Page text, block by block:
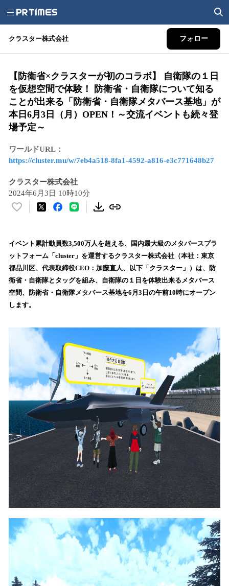
クラスター株式会社 フォロー
【防衛省×クラスターが初のコラボ】 自衛隊の１日
を仮想空間で体験！ 防衛省・自衛隊について知る
ことが出来る「防衛省・自衛隊メタバース基地」が
本日6月3日（月）OPEN！～交流イベントも続々登
場予定～
ワールドURL：
https://cluster.mu/w/7eb4a518-8fa1-4592-a816-e3c771648b27
クラスター株式会社
2024年6月3日 10時10分
い
！
数
を
読
込
み
で
イベント累計動員数3,500万人を超える、国内最大級のメタバースプラ
ットフォーム「cluster」を運営するクラスター株式会社（本社：東京
都品川区、代表取締役CEO：加藤直人、以下「クラスター」）は、防
衛省・自衛隊とタッグを組み、自衛隊の１日を体験出来るメタバース
空間、防衛省・自衛隊メタバース基地を6月3日の午前10時にオープン
します。